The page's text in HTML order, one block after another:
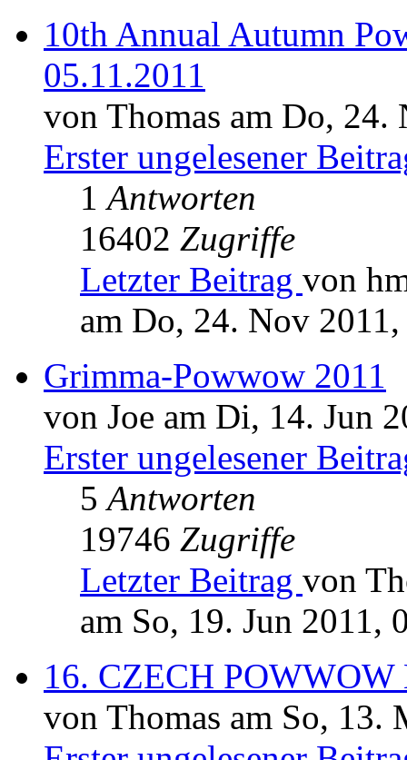
10th Annual Autumn
05.11.2011
von Thomas am Do, 24.
Erster ungelesener
1Antworten
16402 Zugriffe
Letzter Beitrag von
am Do, 24. Nov
Grimma-Powwow 2011
von Joe am Di, 14. Jun
Erster ungelesener
5Antworten
19746 Zugriffe
Letzter Beitrag von
am So, 19. Jun 2011,
16. CZECH POWWOW
von Thomas am So, 13.